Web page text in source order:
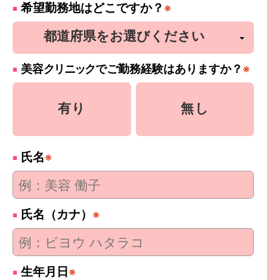
希望勤務地はどこですか？ ※
美容クリニックでご勤務経験はありますか？ ※
有り 無し
氏名※
氏名（カナ） ※
生年月日 ※